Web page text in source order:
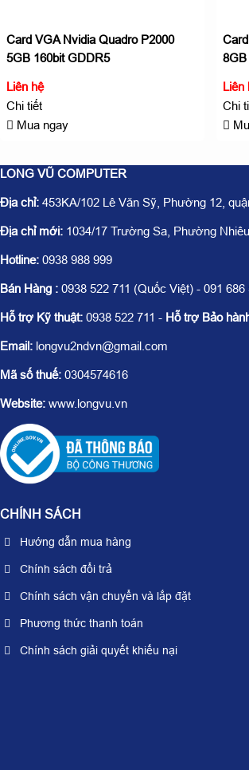
Card VGA Nvidia Quadro P2000
5GB 160bit GDDR5
Liên hệ
Chi tiết
Mua ngay
8GB
Liên
Chi
LONG VŨ COMPUTER
Địa chỉ: 453KA/102 Lê Văn Sỹ, Phường 12,
Địa chỉ mới: 1034/17 Trường Sa, Phường
Hotline: 0938 988 999
Bán Hàng : 0938 522 711 (Quốc Việt) - 091
Hỗ trợ Kỹ thuật: 0938 522 711 - Hỗ trợ Bảo
Email: longvu2ndvn@gmail.com
Mã số thuế: 0304574616
Website: www.longvu.vn
CHÍNH SÁCH
Hướng dẫn mua hàng
Chính sách đổi trả
Chính sách vận chuyển và lắp đặt
Phương thức thanh toán
Chính sách giải quyết khiếu nại